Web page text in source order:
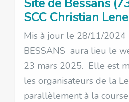
Site de Bessans
SCC Christian
Mis à jour le 28/11/2024
BESSANS aura lieu le
23 mars 2025. Elle est
les organisateurs de la
parallèlement à la